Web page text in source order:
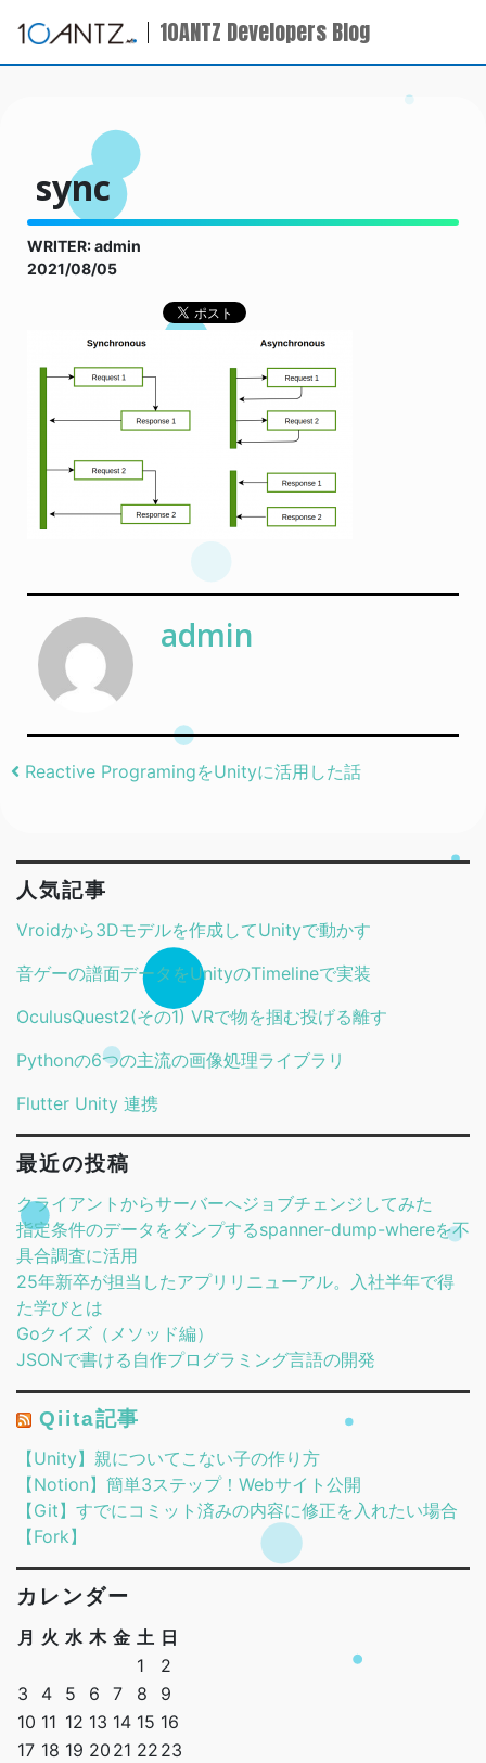
10ANTZ Developers Blog
sync
WRITER: admin
2021/08/05
admin
Post navigation
Reactive ProgramingをUnityに活用した話
人気記事
Vroidから3Dモデルを作成してUnityで動かす
音ゲーの譜面データをUnityのTimelineで実装
OculusQuest2(その1) VRで物を掴む投げる離す
Pythonの6つの主流の画像処理ライブラリ
Flutter Unity 連携
最近の投稿
クライアントからサーバーへジョブチェンジしてみた
指定条件のデータをダンプするspanner-dump-whereを不
具合調査に活用
25年新卒が担当したアプリリニューアル。入社半年で得
た学びとは
Goクイズ（メソッド編）
JSONで書ける自作プログラミング言語の開発
Qiita記事
【Unity】親についてこない子の作り方
【Notion】簡単3ステップ！Webサイト公開
【Git】すでにコミット済みの内容に修正を入れたい場合
【Fork】
カレンダー
月 火 水 木 金 土 日
1
2
3
4 5 6 7 8
9
10 11 12 13 14 15 16
17 18 19 20 21 22 23